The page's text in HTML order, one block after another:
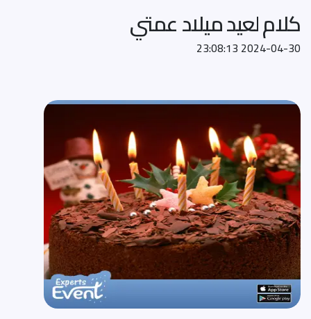
كلام لعيد ميلاد عمتي
2024-04-30 23:08:13